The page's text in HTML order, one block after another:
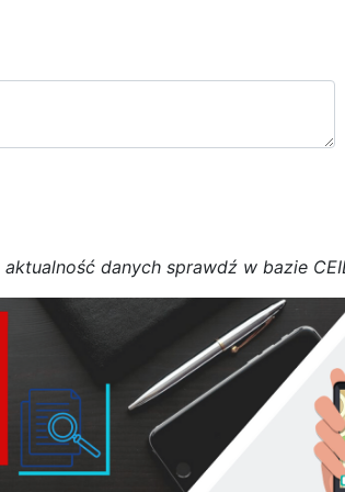
aktualność danych sprawdź w bazie